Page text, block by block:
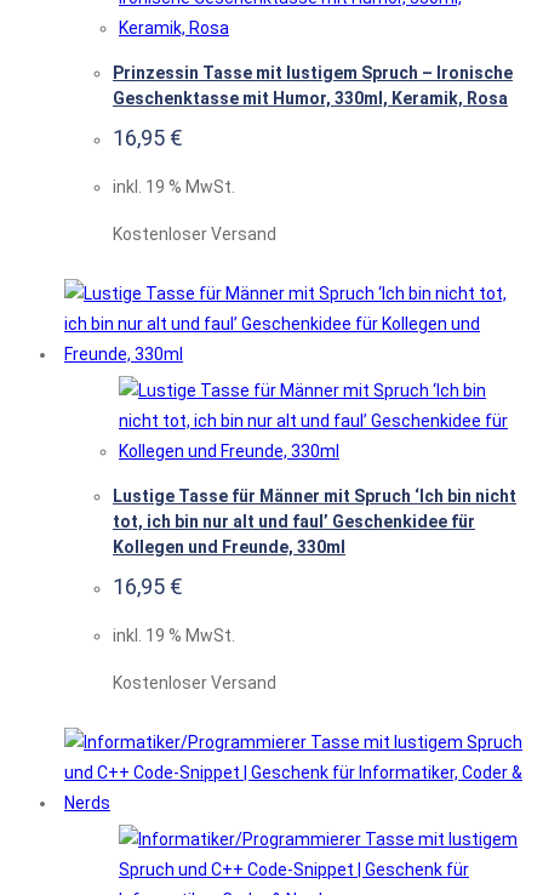
Prinzessin Tasse mit lustigem Spruch – Ironische
Geschenktasse mit Humor, 330ml, Keramik, Rosa
16,95 €
inkl. 19 % MwSt.
Kostenloser Versand
Lustige Tasse für Männer mit Spruch ‘Ich bin nicht
tot, ich bin nur alt und faul’ Geschenkidee für
Kollegen und Freunde, 330ml
16,95 €
inkl. 19 % MwSt.
Kostenloser Versand